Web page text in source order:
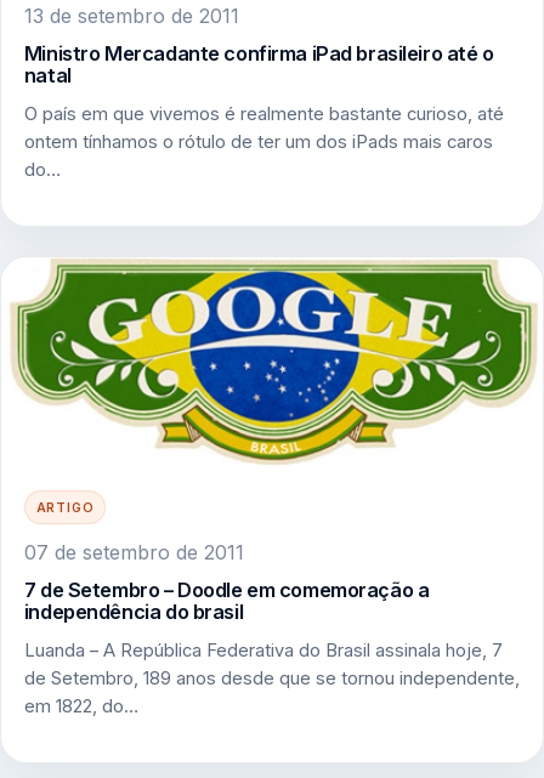
13 de setembro de 2011
Ministro Mercadante confirma iPad brasileiro até o
natal
O país em que vivemos é realmente bastante curioso, até
ontem tínhamos o rótulo de ter um dos iPads mais caros
do…
ARTIGO
07 de setembro de 2011
7 de Setembro – Doodle em comemoração a
independência do brasil
Luanda – A República Federativa do Brasil assinala hoje, 7
de Setembro, 189 anos desde que se tornou independente,
em 1822, do…